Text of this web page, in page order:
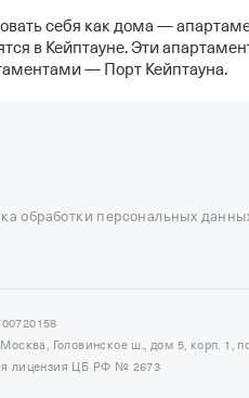
себя как дома —
в Кейптауне. Эти
— Порт Кейптауна.
в Сочи
в Сортавале Еще
обработки персональных
Головинское ш., дом 5, корп. 1,
лицензия ЦБ РФ № 2673